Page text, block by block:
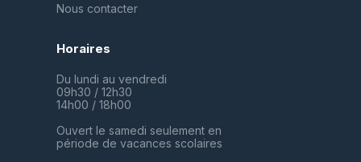
Nous contacter
Horaires
Du lundi au vendredi
09h30 / 12h30
14h00 / 18h00
Ouvert le samedi seulement en
période de vacances scolaires